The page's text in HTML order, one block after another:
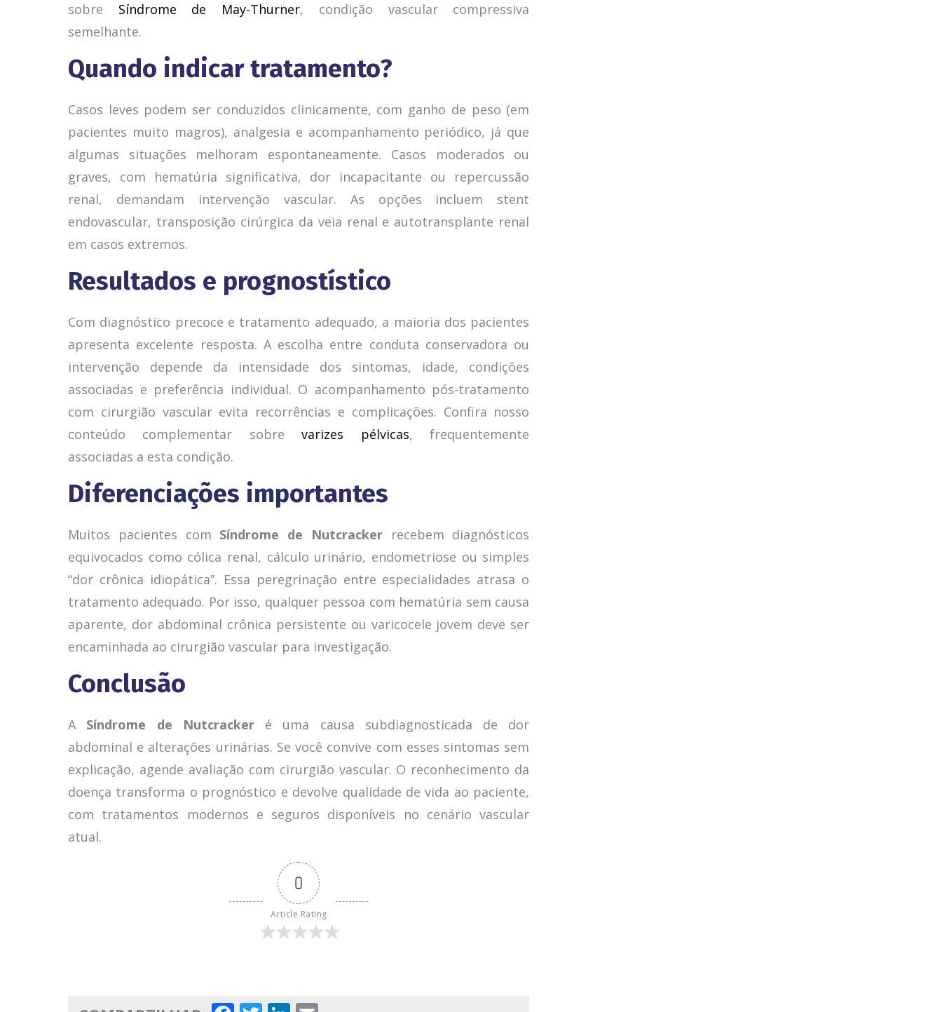
sobre Síndrome de May-Thurner, condição vascular compressiva
semelhante.
Quando indicar tratamento?
Casos leves podem ser conduzidos clinicamente, com ganho de peso (em
pacientes muito magros), analgesia e acompanhamento periódico, já que
algumas situações melhoram espontaneamente. Casos moderados ou
graves, com hematúria significativa, dor incapacitante ou repercussão
renal, demandam intervenção vascular. As opções incluem stent
endovascular, transposição cirúrgica da veia renal e autotransplante renal
em casos extremos.
Resultados e prognostístico
Com diagnóstico precoce e tratamento adequado, a maioria dos pacientes
apresenta excelente resposta. A escolha entre conduta conservadora ou
intervenção depende da intensidade dos sintomas, idade, condições
associadas e preferência individual. O acompanhamento pós-tratamento
com cirurgião vascular evita recorrências e complicações. Confira nosso
conteúdo complementar sobrevarizes pélvicas, frequentemente
associadas a esta condição.
Diferenciações importantes
Muitos pacientes com Síndrome de Nutcrackerrecebem diagnósticos
equivocados como cólica renal, cálculo urinário, endometriose ou simples
“dor crônica idiopática”. Essa peregrinação entre especialidades atrasa o
tratamento adequado. Por isso, qualquer pessoa com hematúria sem causa
aparente, dor abdominal crônica persistente ou varicocele jovem deve ser
encaminhada ao cirurgião vascular para investigação.
Conclusão
A Síndrome de Nutcrackeré uma causa subdiagnosticada de dor
abdominal e alterações urinárias. Se você convive com esses sintomas sem
explicação, agende avaliação com cirurgião vascular. O reconhecimento da
doença transforma o prognóstico e devolve qualidade de vida ao paciente,
com tratamentos modernos e seguros disponíveis no cenário vascular
atual.
0
Article Rating